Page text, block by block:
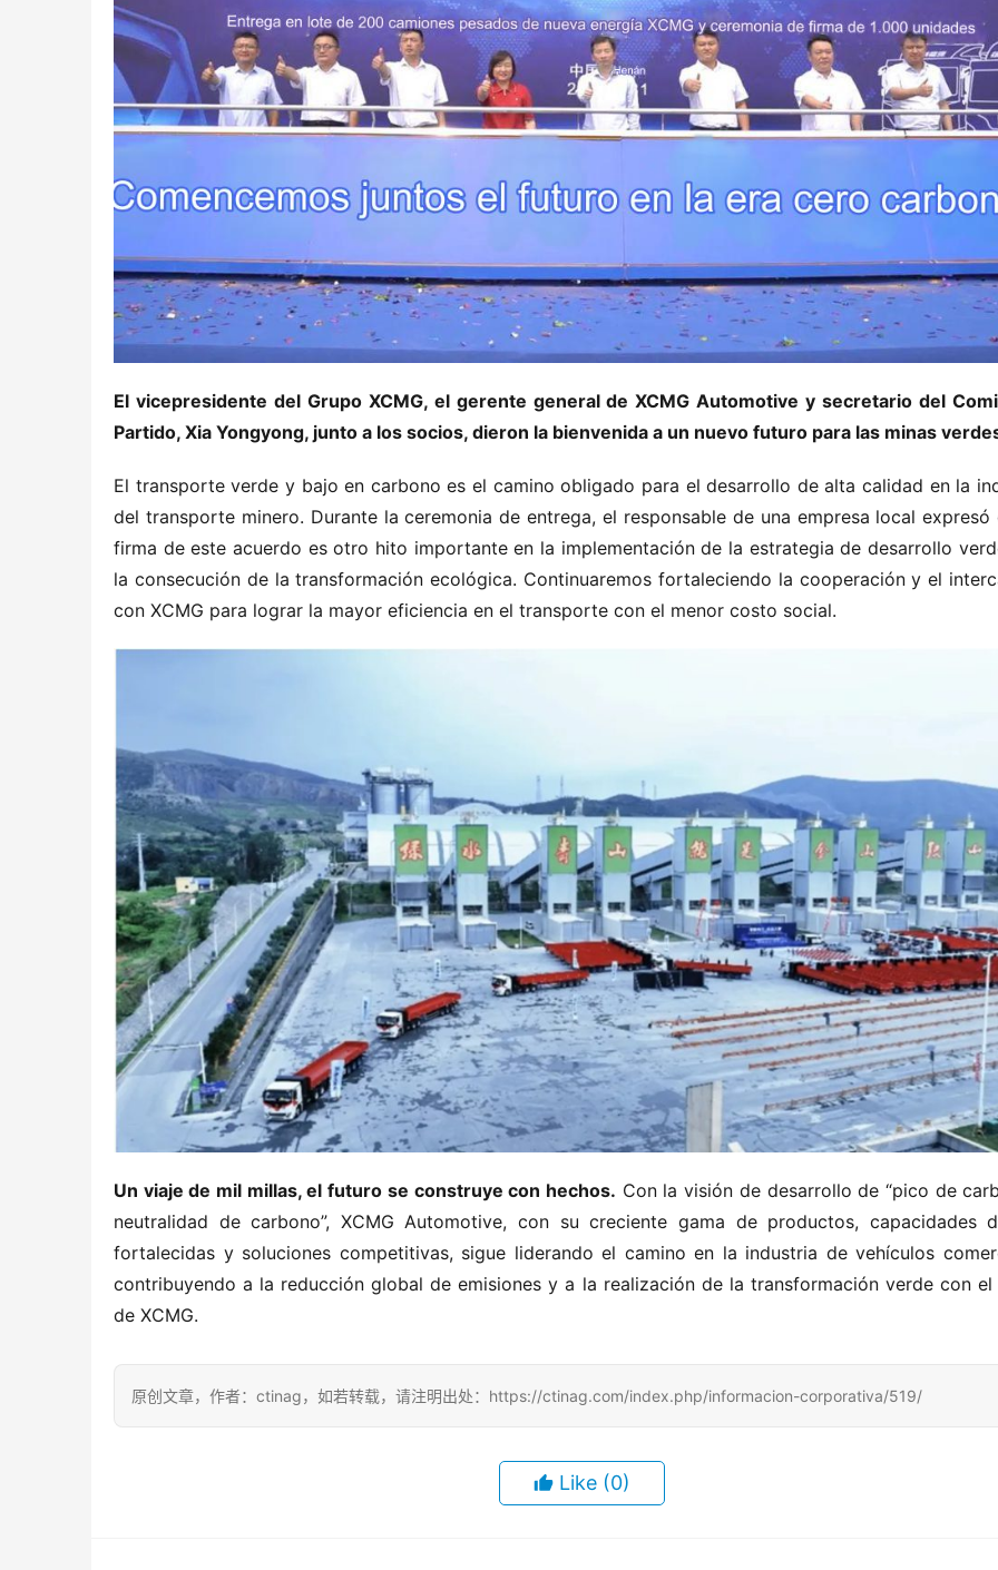
El vicepresidente del Grupo XCMG, el gerente general de XCMG Automotive y secretario del
Partido, Xia Yongyong, junto a los socios, dieron la bienvenida a un nuevo futuro para las minas
El transporte verde y bajo en carbono es el camino obligado para el desarrollo de alta calidad en la
del transporte minero. Durante la ceremonia de entrega, el responsable de una empresa local expresó
firma de este acuerdo es otro hito importante en la implementación de la estrategia de desarrollo
la consecución de la transformación ecológica. Continuaremos fortaleciendo la cooperación y el
con XCMG para lograr la mayor eficiencia en el transporte con el menor costo social.
Un viaje de mil millas, el futuro se construye con hechos. Con la visión de desarrollo de “pico de
neutralidad de carbono”, XCMG Automotive, con su creciente gama de productos, capacidades
fortalecidas y soluciones competitivas, sigue liderando el camino en la industria de vehículos
contribuyendo a la reducción global de emisiones y a la realización de la transformación verde con
de XCMG.
原创文章，作者：ctinag，如若转载，请注明出处：https://ctinag.com/index.php/informacion-corporativa/519/
Like (0)